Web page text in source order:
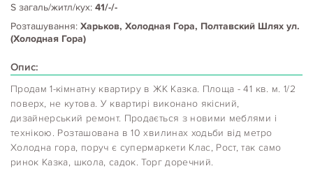
S загаль/житл/кух: 41/-/-
Розташування: Харьков, Холодная Гора, Полтавский Шлях ул.
(Холодная Гора)
Опис:
Продам 1-кімнатну квартиру в ЖК Казка. Площа - 41 кв. м. 1/2
поверх, не кутова. У квартирі виконано якісний,
дизайнерський ремонт. Продається з новими меблями і
технікою. Розташована в 10 хвилинах ходьби від метро
Холодна гора, поруч є супермаркети Клас, Рост, так само
ринок Казка, школа, садок. Торг доречний.